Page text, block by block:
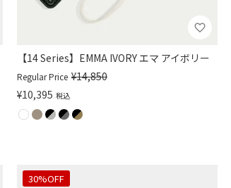
【14 Series】EMMA IVORY エマ アイボリー
Regular Price ¥14,850
¥10,395 税込
30%OFF